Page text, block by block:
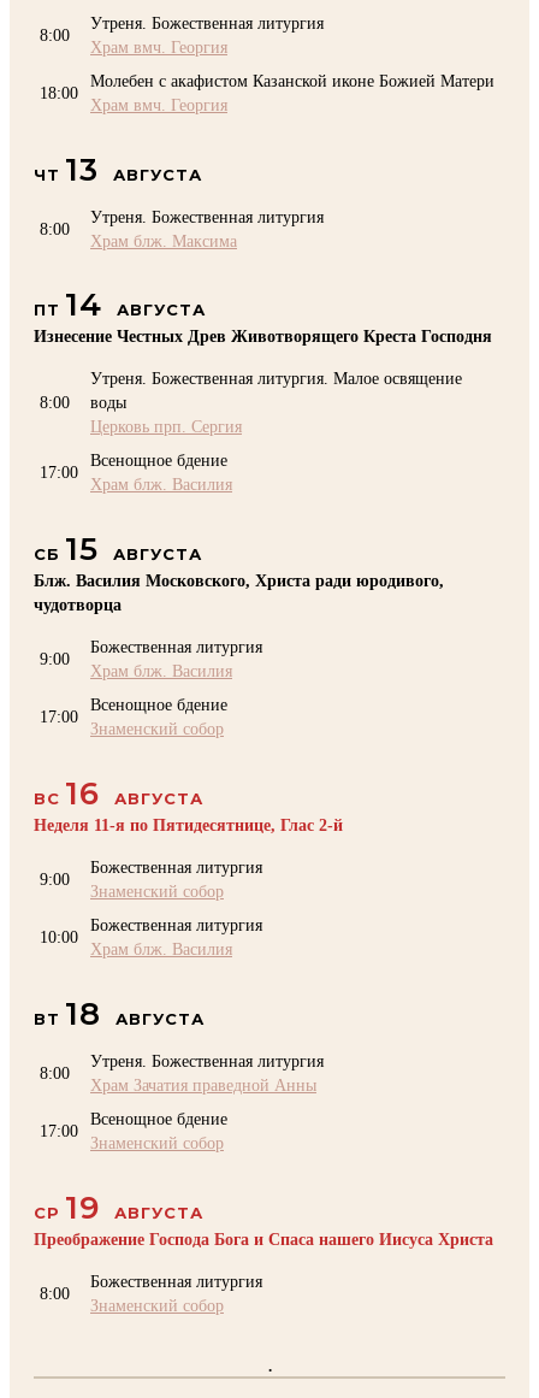
8:00
Утреня. Божественная литургия
Храм вмч. Георгия
18:00
Молебен с акафистом Казанской иконе Божией Матери
Храм вмч. Георгия
ЧТ 13 АВГУСТА
8:00
Утреня. Божественная литургия
Храм блж. Максима
ПТ 14
АВГУСТА
Изнесение Честных Древ Животворящего Креста Господня
8:00
Утреня. Божественная литургия. Малое освящение
воды
Церковь прп. Сергия
17:00
Всенощное бдение
Храм блж. Василия
СБ 15
АВГУСТА
Блж. Василия Московского, Христа ради юродивого,
чудотворца
9:00
Божественная литургия
Храм блж. Василия
17:00
Всенощное бдение
Знаменский собор
ВС 16
АВГУСТА
Неделя 11-я по Пятидесятнице, Глас 2-й
9:00
Божественная литургия
Знаменский собор
10:00
Божественная литургия
Храм блж. Василия
ВТ 18 АВГУСТА
8:00
Утреня. Божественная литургия
Храм Зачатия праведной Анны
17:00
Всенощное бдение
Знаменский собор
СР 19
АВГУСТА
Преображение Господа Бога и Спаса нашего Иисуса Христа
8:00
Божественная литургия
Знаменский собор
.